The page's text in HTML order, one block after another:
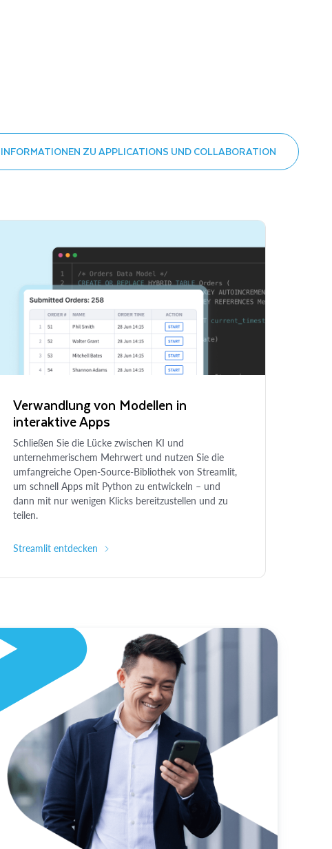
INFORMATIONEN ZU APPLICATIONS UND COLLABORATION
Verwandlung von Modellen in
interaktive Apps
Schließen Sie die Lücke zwischen KI und
unternehmerischem Mehrwert und nutzen Sie die
umfangreiche Open-Source-Bibliothek von Streamlit,
um schnell Apps mit Python zu entwickeln – und
dann mit nur wenigen Klicks bereitzustellen und zu
teilen.
Streamlit entdecken